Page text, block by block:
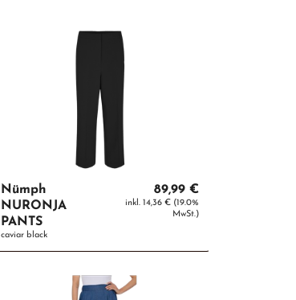
Nümph
NURONJA
PANTS
caviar black
89,99 €
inkl. 14,36 € (19.0%
MwSt.)